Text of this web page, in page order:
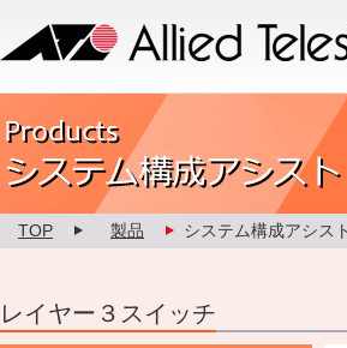
Product カスタマイズ
TOP 製品 システム構成アシスト
レイヤー３スイッチ